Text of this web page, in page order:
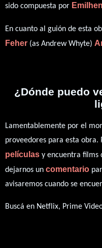
sido compuesta por
En cuanto al guión de esta
Feher (as Andrew Whyte)
¿Dónde puedo
Lamentablemente por el
proveedores para esta obra.
películas y encuentra films
dejarnos un comentario
avisaremos cuando se
Buscá en Netflix, Prime